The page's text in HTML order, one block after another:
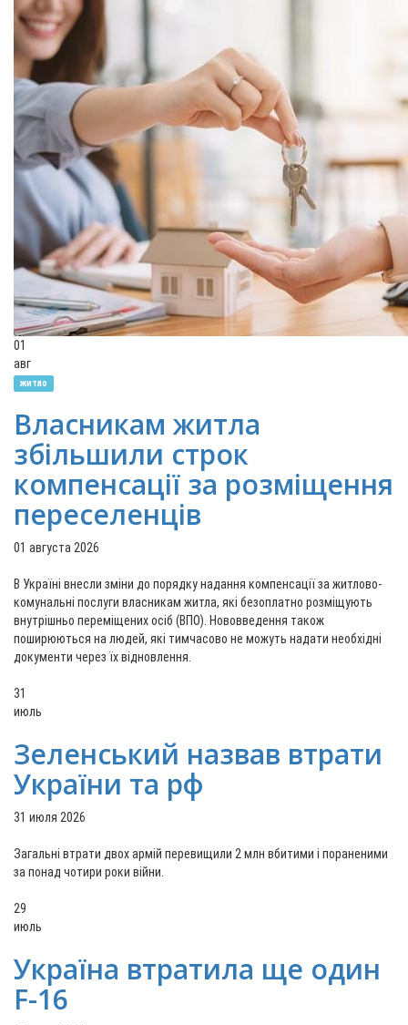
01
авг
житло
Власникам житла
збільшили строк
компенсації за розміщення
переселенців
01 августа 2026
В Україні внесли зміни до порядку надання компенсації за житлово-
комунальні послуги власникам житла, які безоплатно розміщують
внутрішньо переміщених осіб (ВПО). Нововведення також
поширюються на людей, які тимчасово не можуть надати необхідні
документи через їх відновлення.
31
июль
Зеленський назвав втрати
України та рф
31 июля 2026
Загальні втрати двох армій перевищили 2 млн вбитими і пораненими
за понад чотири роки війни.
29
июль
Україна втратила ще один
F-16